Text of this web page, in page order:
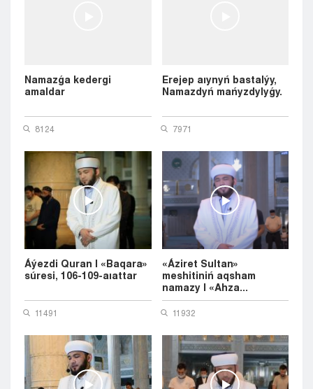
Namazǵa kedergi
amaldar
8124
Erejep aıynyń bastalýy,
Namazdyń mańyzdylyǵy.
7971
Áýezdi Quran | «Baqara»
súresi, 106-109-aıattar
11491
«Áziret Sultan»
meshitiniń aqsham
namazy | «Ahza...
11932